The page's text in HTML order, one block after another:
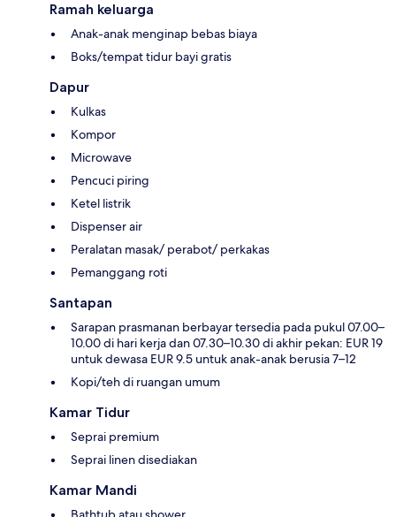
Ramah keluarga
Anak-anak menginap bebas biaya
Boks/tempat tidur bayi gratis
Dapur
Kulkas
Kompor
Microwave
Pencuci piring
Ketel listrik
Dispenser air
Peralatan masak/ perabot/ perkakas
Pemanggang roti
Santapan
Sarapan prasmanan berbayar tersedia pada pukul 07.00–
10.00 di hari kerja dan 07.30–10.30 di akhir pekan: EUR 19
untuk dewasa EUR 9.5 untuk anak-anak berusia 7–12
Kopi/teh di ruangan umum
Kamar Tidur
Seprai premium
Seprai linen disediakan
Kamar Mandi